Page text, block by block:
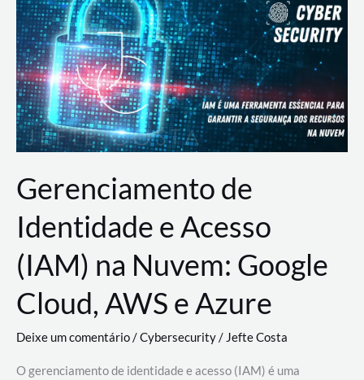
e
Operações
Gerenciamento de
Identidade e Acesso
(IAM) na Nuvem: Google
Cloud, AWS e Azure
Deixe um comentário/Cybersecurity/ Jefte Costa
O gerenciamento de identidade e acesso (IAM) é uma